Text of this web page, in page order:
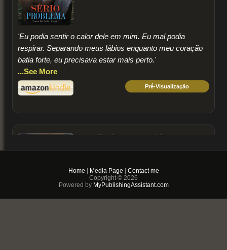
'Eu podia sentir o calor dele em mim. Eu mal podia
respirar. Separando meus lábios enquanto meu coração
batia forte, eu precisava estar mais perto.'
...See More
Pré-Visualização
Pedindo por problemas
Home Media Page
Contact me
Copyright © 2026
Powered byMyPublishingAssistant.com